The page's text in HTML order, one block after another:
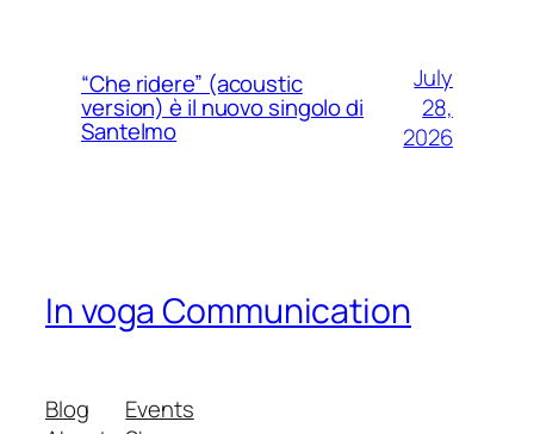
“Che ridere” (acoustic
version) è il nuovo singolo di
Santelmo
July
28,
2026
In voga Communication
Blog
Events